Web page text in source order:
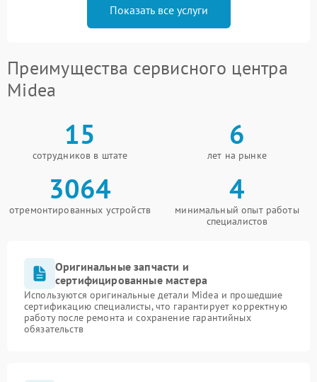
Показать все услуги
Преимущества сервисного центра
Midea
15
сотрудников в штате
6
лет на рынке
3064
отремонтированных устройств
4
минимальный опыт работы
специалистов
Оригинальные запчасти и
сертифицированные мастера
Используются оригинальные детали Midea и прошедшие
сертификацию специалисты, что гарантирует корректную
работу после ремонта и сохранение гарантийных
обязательств